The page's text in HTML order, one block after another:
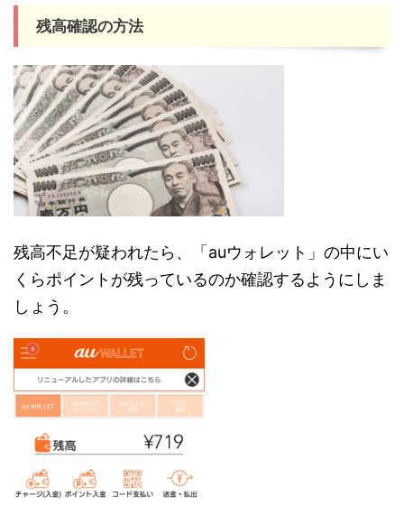
残高確認の方法
残高不足が疑われたら、「auウォレット」の中にい
くらポイントが残っているのか確認するようにしま
しょう。